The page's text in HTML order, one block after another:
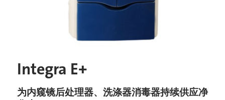
Integra E+
为内窥镜后处理器、洗涤器消毒器持续供应净